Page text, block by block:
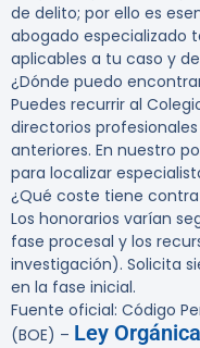
de delito; por ello es
abogado especializado
aplicables a tu caso y
¿Dónde puedo
Puedes recurrir al
directorios
anteriores. En nuestro
para localizar
¿Qué coste tiene
Los honorarios varían
fase procesal y los
investigación). Solicita
en la fase inicial.
Fuente oficial: Código
(BOE) – Ley